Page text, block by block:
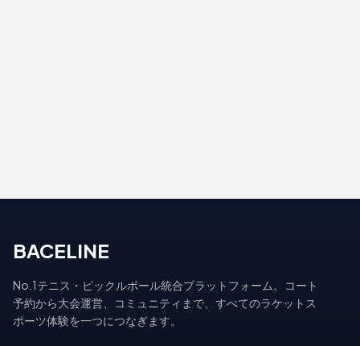
BACELINE
No.1テニス・ピックルボール統合プラットフォーム。コート
予約から大会運営、コミュニティまで、すべてのラケットス
ポーツ体験を一つにつなぎます。